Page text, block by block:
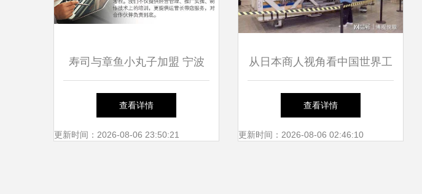
寿司与章鱼小丸子加盟 宁波
市海曙春江花月食品的技术服
务优势解析
查看详情
更新时间：2026-08-06 23:50:21
从日本商人视角看中国世界工
厂的技术服务转型 从制造基
地到创新生态
查看详情
更新时间：2026-08-06 02:46:10